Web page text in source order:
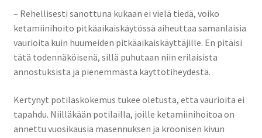
– Rehellisesti sanottuna kukaan ei vielä tiedä, voiko
ketamiinihoito pitkäaikaiskäytössä aiheuttaa samanlaisia
vaurioita kuin huumeiden pitkäaikaiskäyttäjille. En pitäisi
tätä todennäköisenä, sillä puhutaan niin erilaisista
annostuksista ja pienemmästä käyttötiheydestä.
Kertynyt potilaskokemus tukee oletusta, että vaurioita ei
tapahdu. Niilläkään potilailla, joille ketamiinihoitoa on
annettu vuosikausia masennuksen ja kroonisen kivun